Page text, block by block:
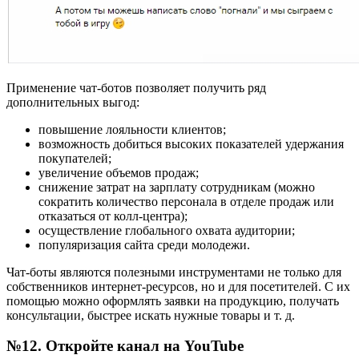
Применение чат-ботов позволяет получить ряд
дополнительных выгод:
повышение лояльности клиентов;
возможность добиться высоких показателей удержания
покупателей;
увеличение объемов продаж;
снижение затрат на зарплату сотрудникам (можно
сократить количество персонала в отделе продаж или
отказаться от колл-центра);
осуществление глобального охвата аудитории;
популяризация сайта среди молодежи.
Чат-боты являются полезными инструментами не только для
собственников интернет-ресурсов, но и для посетителей. С их
помощью можно оформлять заявки на продукцию, получать
консультации, быстрее искать нужные товары и т. д.
№12. Откройте канал на YouTube